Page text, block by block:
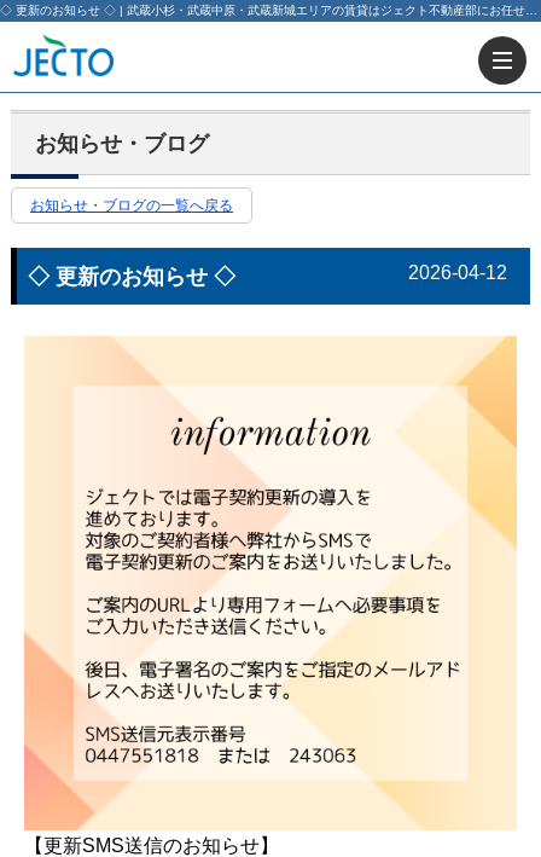
お知らせ・ブログ
お知らせ・ブログの一覧へ戻る
◇ 更新のお知らせ ◇ 2026-04-12
【更新SMS送信のお知らせ】